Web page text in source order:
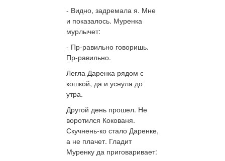
- Видно, задремала я. Мне
и показалось. Муренка
мурлычет:
- Пр-равильно говоришь.
Пр-равильно.
Легла Даренка рядом с
кошкой, да и уснула до
утра.
Другой день прошел. Не
воротился Кокованя.
Скучнень-ко стало Даренке,
а не плачет. Гладит
Муренку да приговаривает: